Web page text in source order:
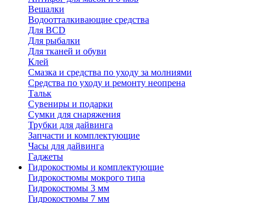
Вешалки
Водоотталкивающие средства
Для BCD
Для рыбалки
Для тканей и обуви
Клей
Смазка и средства по уходу за молниями
Средства по уходу и ремонту неопрена
Тальк
Сувениры и подарки
Сумки для снаряжения
Трубки для дайвинга
Запчасти и комплектующие
Часы для дайвинга
Гаджеты
Гидрокостюмы и комплектующие
Гидрокостюмы мокрого типа
Гидрокостюмы 3 мм
Гидрокостюмы 7 мм